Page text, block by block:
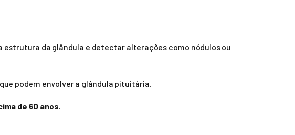
estrutura da glândula e detectar alterações como nódulos ou
podem envolver a glândula pituitária.
de 60 anos.